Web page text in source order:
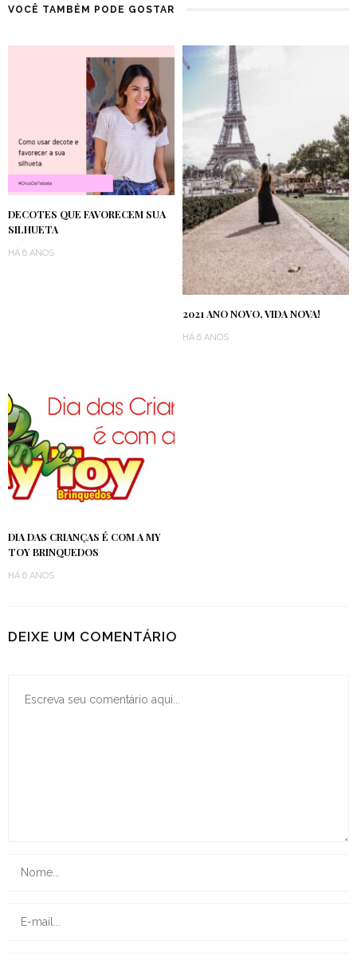
VOCÊ TAMBÉM PODE GOSTAR
DECOTES QUE FAVORECEM SUA
SILHUETA
HÁ 6 ANOS
2021 ANO NOVO, VIDA NOVA!
HÁ 6 ANOS
DIA DAS CRIANÇAS É COM A MY
TOY BRINQUEDOS
HÁ 6 ANOS
DEIXE UM COMENTÁRIO